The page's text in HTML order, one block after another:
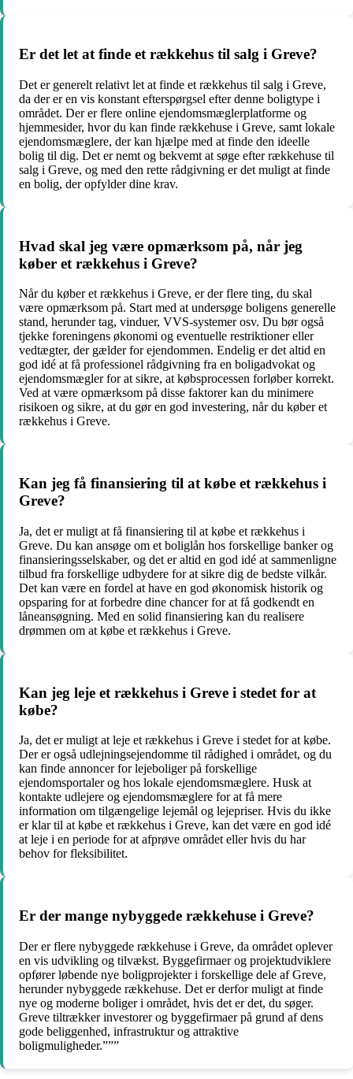
Er det let at finde et rækkehus til salg i Greve?
Det er generelt relativt let at finde et rækkehus til salg i Greve,
da der er en vis konstant efterspørgsel efter denne boligtype i
området. Der er flere online ejendomsmæglerplatforme og
hjemmesider, hvor du kan finde rækkehuse i Greve, samt lokale
ejendomsmæglere, der kan hjælpe med at finde den ideelle
bolig til dig. Det er nemt og bekvemt at søge efter rækkehuse til
salg i Greve, og med den rette rådgivning er det muligt at finde
en bolig, der opfylder dine krav.
Hvad skal jeg være opmærksom på, når jeg
køber et rækkehus i Greve?
Når du køber et rækkehus i Greve, er der flere ting, du skal
være opmærksom på. Start med at undersøge boligens generelle
stand, herunder tag, vinduer, VVS-systemer osv. Du bør også
tjekke foreningens økonomi og eventuelle restriktioner eller
vedtægter, der gælder for ejendommen. Endelig er det altid en
god idé at få professionel rådgivning fra en boligadvokat og
ejendomsmægler for at sikre, at købsprocessen forløber korrekt.
Ved at være opmærksom på disse faktorer kan du minimere
risikoen og sikre, at du gør en god investering, når du køber et
rækkehus i Greve.
Kan jeg få finansiering til at købe et rækkehus i
Greve?
Ja, det er muligt at få finansiering til at købe et rækkehus i
Greve. Du kan ansøge om et boliglån hos forskellige banker og
finansieringsselskaber, og det er altid en god idé at sammenligne
tilbud fra forskellige udbydere for at sikre dig de bedste vilkår.
Det kan være en fordel at have en god økonomisk historik og
opsparing for at forbedre dine chancer for at få godkendt en
låneansøgning. Med en solid finansiering kan du realisere
drømmen om at købe et rækkehus i Greve.
Kan jeg leje et rækkehus i Greve i stedet for at
købe?
Ja, det er muligt at leje et rækkehus i Greve i stedet for at købe.
Der er også udlejningsejendomme til rådighed i området, og du
kan finde annoncer for lejeboliger på forskellige
ejendomsportaler og hos lokale ejendomsmæglere. Husk at
kontakte udlejere og ejendomsmæglere for at få mere
information om tilgængelige lejemål og lejepriser. Hvis du ikke
er klar til at købe et rækkehus i Greve, kan det være en god idé
at leje i en periode for at afprøve området eller hvis du har
behov for fleksibilitet.
Er der mange nybyggede rækkehuse i Greve?
Der er flere nybyggede rækkehuse i Greve, da området oplever
en vis udvikling og tilvækst. Byggefirmaer og projektudviklere
opfører løbende nye boligprojekter i forskellige dele af Greve,
herunder nybyggede rækkehuse. Det er derfor muligt at finde
nye og moderne boliger i området, hvis det er det, du søger.
Greve tiltrækker investorer og byggefirmaer på grund af dens
gode beliggenhed, infrastruktur og attraktive
boligmuligheder.”””